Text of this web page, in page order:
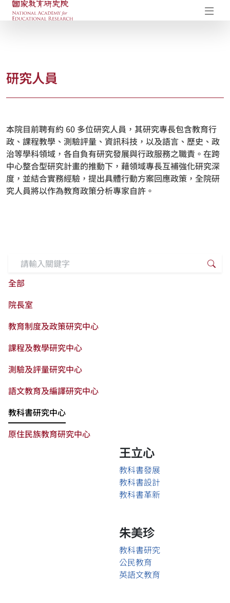
國家教育研究院-研究成果典藏庫
研究人員
本院目前聘有約 60 多位研究人員，其研究專長包含教育行
政、課程教學、測驗評量、資訊科技，以及語言、歷史、政
治等學科領域，各自負有研究發展與行政服務之職責。在跨
中心整合型研究計畫的推動下，藉領域專長互補強化研究深
度，並結合實務經驗，提出具體行動方案回應政策，全院研
究人員將以作為教育政策分析專家自許。
搜尋關鍵字
全部
院長室
教育制度及政策研究中心
課程及教學研究中心
測驗及評量研究中心
語文教育及編譯研究中心
教科書研究中心
原住民族教育研究中心
王立心
教科書發展
教科書設計
教科書革新
朱美珍
教科書研究
公民教育
英語文教育